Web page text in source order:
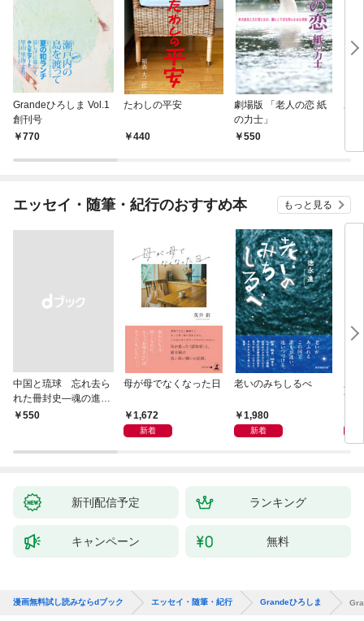
Grandeひろしま Vol.1
創刊号
770
たわしの平安
440
劇場版 「老人の恋 紙
の力士」
550
エッセイ・随筆・紀行のおすすめ本 もっと見る
中国と琉球 忘れ去ら
れた冊封史―魂の進化
―
￥550
母が母でなくなった日
1,672
新着
老いのみちしるべ
1,980
新着
新
育
新刊配信予定 ランキング
キャンペーン 無料
漫画無料試し読みならdブック エッセイ・随筆・紀行 Grandeひろしま